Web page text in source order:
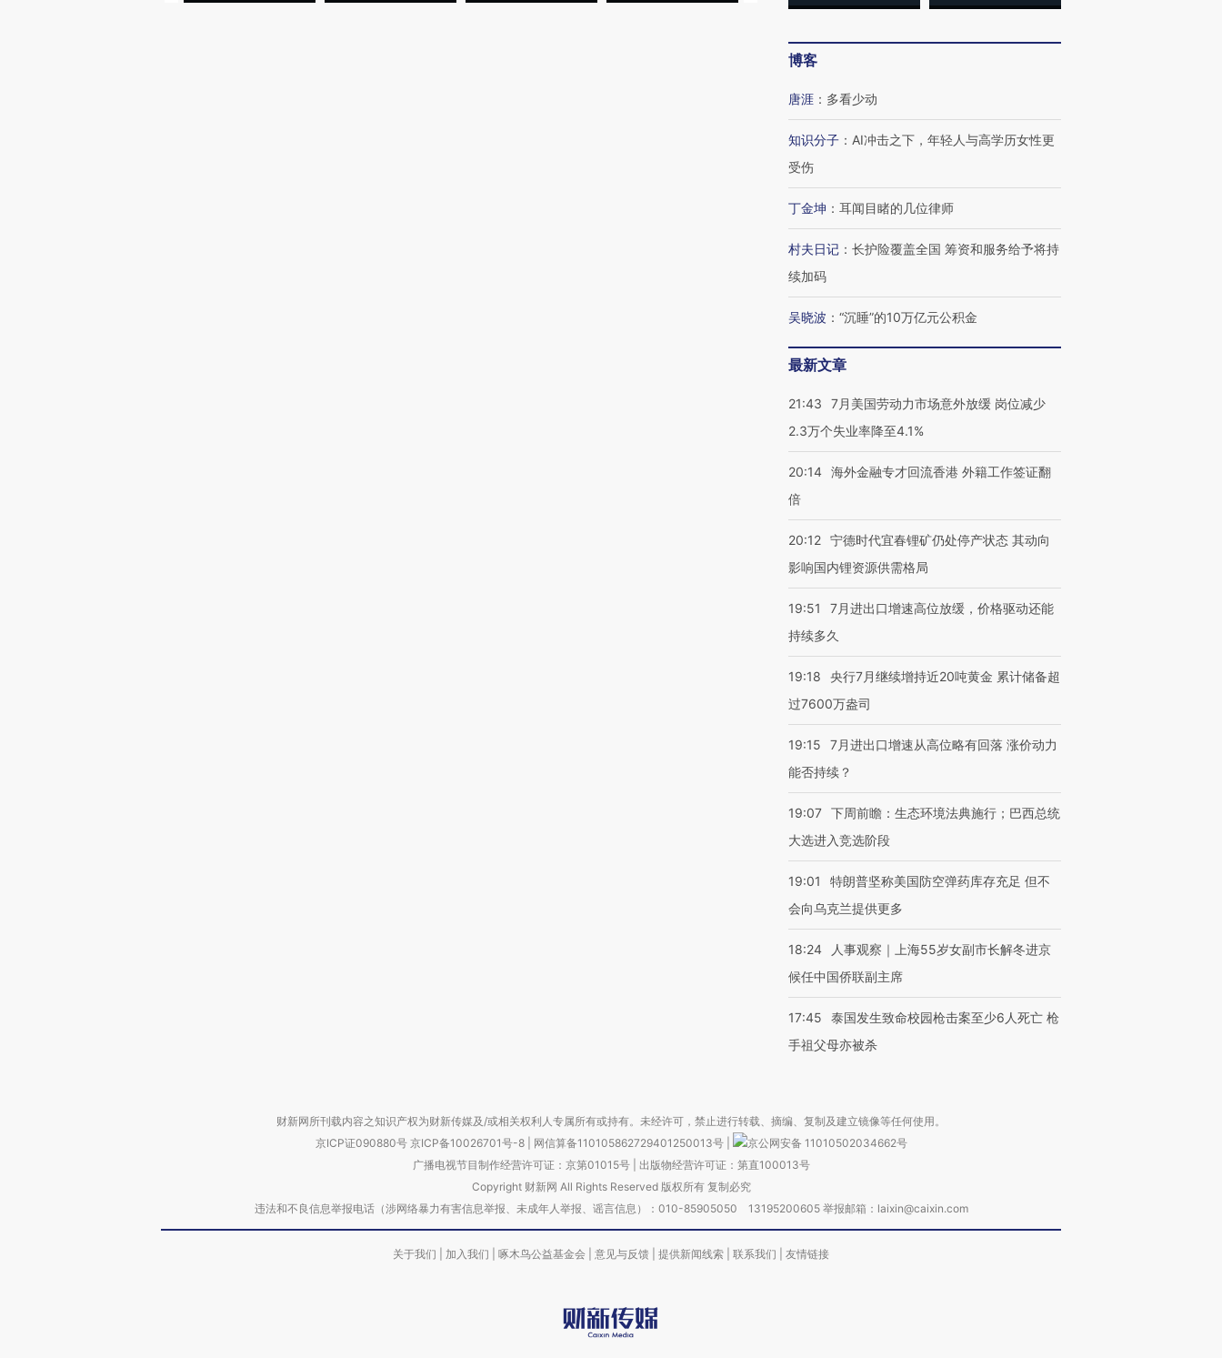
博客
唐涯 ： 多看少动
知识分子 ： AI冲击之下，年轻人与高学历女性更
受伤
丁金坤 ： 耳闻目睹的几位律师
村夫日记 ： 长护险覆盖全国 筹资和服务给予将持
续加码
吴晓波 ： “沉睡”的10万亿元公积金
最新文章
21:43
7月美国劳动力市场意外放缓 岗位减少
2.3万个失业率降至4.1%
20:14 海外金融专才回流香港 外籍工作签证翻
倍
20:12 宁德时代宜春锂矿仍处停产状态 其动向
影响国内锂资源供需格局
19:51
7月进出口增速高位放缓，价格驱动还能
持续多久
19:18
央行7月继续增持近20吨黄金 累计储备超
过7600万盎司
19:15
7月进出口增速从高位略有回落 涨价动力
能否持续？
19:07 下周前瞻：生态环境法典施行；巴西总统
大选进入竞选阶段
19:01
特朗普坚称美国防空弹药库存充足 但不
会向乌克兰提供更多
18:24
人事观察｜上海55岁女副市长解冬进京
候任中国侨联副主席
17:45
泰国发生致命校园枪击案至少6人死亡 枪
手祖父母亦被杀
财新网所刊载内容之知识产权为财新传媒及/或相关权利人专属所有或持有。未经许可，禁止进行转载、摘编、复制及建立镜像等任何使用。
京ICP证090880号 京ICP备10026701号-8 网信算备110105862729401250013号
京公网安备 11010502034662号
广播电视节目制作经营许可证：京第01015号| 出版物经营许可证：第直100013号
Copyright 财新网 All Rights Reserved 版权所有 复制必究
违法和不良信息举报电话（涉网络暴力有害信息举报、未成年人举报、谣言信息）：010-85905050 13195200605 举报邮箱：laixin@caixin.com
关于我们 加入我们 啄木鸟公益基金会 意见与反馈 提供新闻线索 联系我们 友情链接